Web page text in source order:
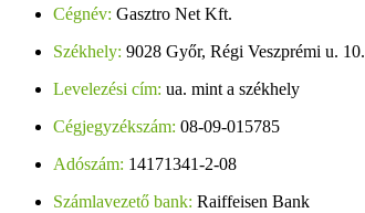
Cégnév: Gasztro Net Kft.
Székhely: 9028 Győr, Régi Veszprémi u. 10.
Levelezési cím: ua. mint a székhely
Cégjegyzékszám: 08-09-015785
Adószám: 14171341-2-08
Számlavezető bank: Raiffeisen Bank